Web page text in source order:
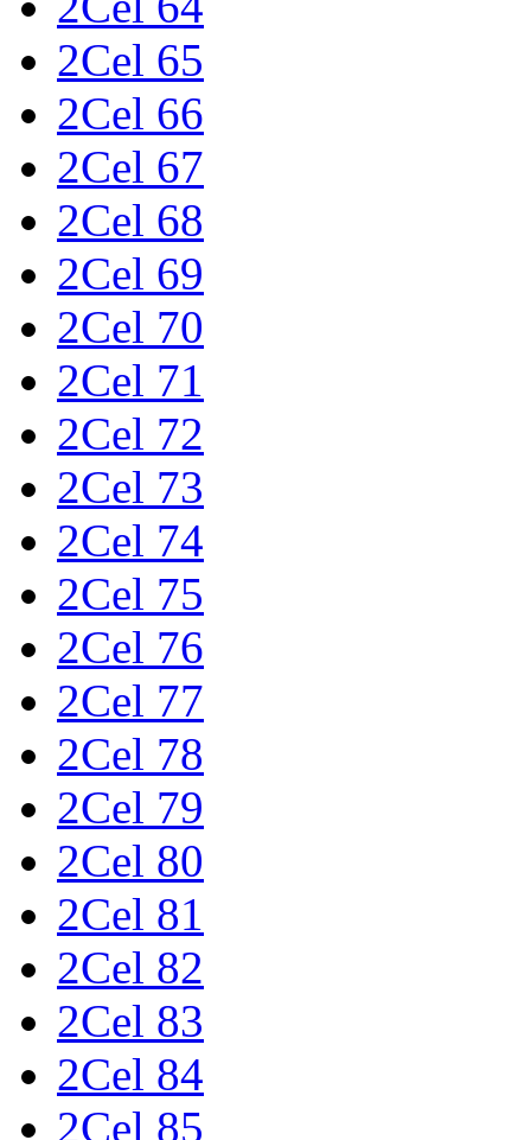
2Cel 65
2Cel 66
2Cel 67
2Cel 68
2Cel 69
2Cel 70
2Cel 71
2Cel 72
2Cel 73
2Cel 74
2Cel 75
2Cel 76
2Cel 77
2Cel 78
2Cel 79
2Cel 80
2Cel 81
2Cel 82
2Cel 83
2Cel 84
2Cel 85